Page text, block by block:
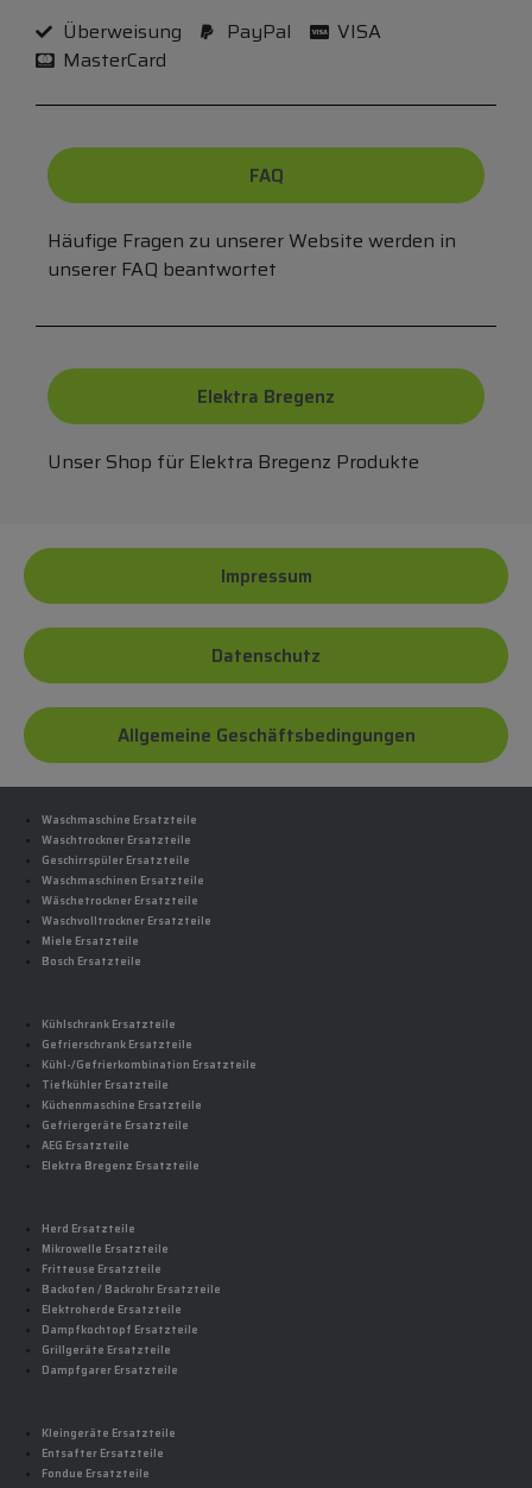
Überweisung
PayPal
VISA
MasterCard
FAQ
Häufige Fragen zu unserer Website werden in
unserer FAQ beantwortet
Elektra Bregenz
Unser Shop für Elektra Bregenz Produkte
Impressum
Datenschutz
Allgemeine Geschäftsbedingungen
Waschmaschine Ersatzteile
Waschtrockner Ersatzteile
Geschirrspüler Ersatzteile
Waschmaschinen Ersatzteile
Wäschetrockner Ersatzteile
Waschvolltrockner Ersatzteile
Miele Ersatzteile
Bosch Ersatzteile
Kühlschrank Ersatzteile
Gefrierschrank Ersatzteile
Kühl-/Gefrierkombination Ersatzteile
Tiefkühler Ersatzteile
Küchenmaschine Ersatzteile
Gefriergeräte Ersatzteile
AEG Ersatzteile
Elektra Bregenz Ersatzteile
Herd Ersatzteile
Mikrowelle Ersatzteile
Fritteuse Ersatzteile
Backofen / Backrohr Ersatzteile
Elektroherde Ersatzteile
Dampfkochtopf Ersatzteile
Grillgeräte Ersatzteile
Dampfgarer Ersatzteile
Kleingeräte Ersatzteile
Entsafter Ersatzteile
Fondue Ersatzteile